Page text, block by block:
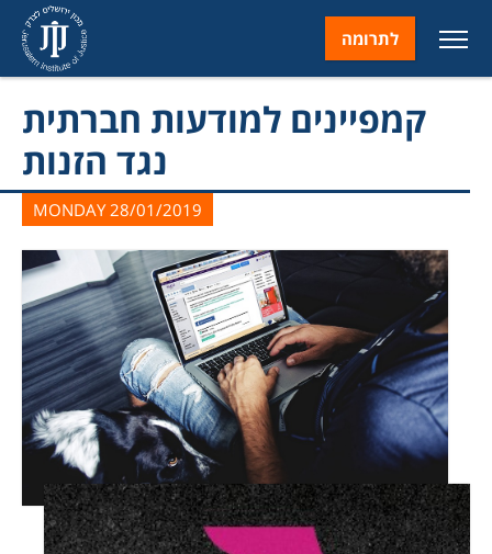
לתרומה
קמפיינים למודעות חברתית
נגד הזנות
MONDAY 28/01/2019